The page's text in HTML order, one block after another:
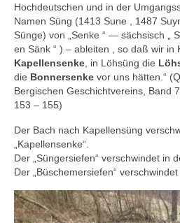
Hochdeutschen und in der
Namen Süng (1413 Sune , 1487
Sünge) von „Senke “ — sächsisch „
en Sänk “ ) – ableiten , so daß wir in
Kapellensenke, in Löhsüng die
die Bonnersenke vor uns hätten.“
Bergischen Geschichtvereins, Band
153 – 155)
Der Bach nach Kapellensüng
„Kapellensenke“.
Der „Süngersiefen“ verschwindet in
Der „Büschemersiefen“